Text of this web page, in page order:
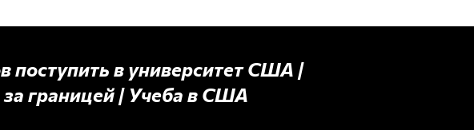
поступить в университет США |
границей | Учеба в США